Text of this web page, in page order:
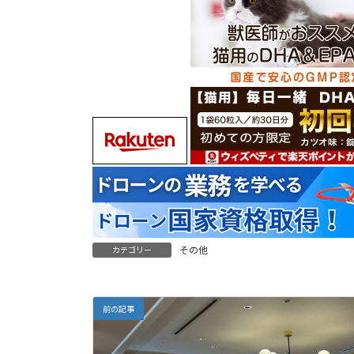
カテゴリー その他
前の記事